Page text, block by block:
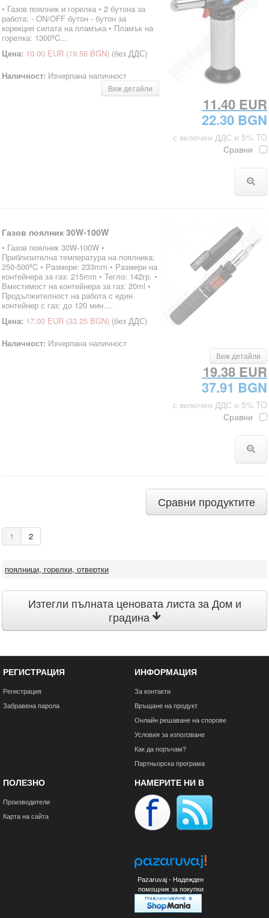
• Газов поялник и горелка • 2 бутона за
работа: - ON/OFF бутон - бутон за
корекция силата на пламъка • Пламък на
горелка: 1300ºC...
Цена: 10.00 EUR (19.56 BGN) (без ДДС)
Наличност: Изчерпана наличност
Виж детайли
11.40 EUR
22.30 BGN
с включен ДДС и 5% TO
Сравни
Газов поялник 30W-100W
• Газов поялник 30W-100W •
Приблизителна температура на поялника:
250-500ºC • Размери: 233mm • Размери на
контейнера за газ: 215mm • Тегло: 142гр. •
Вместимост на контейнера за газ: 20ml •
Продължителност на работа с един
контейнер с газ: до 120 мин....
Цена: 17.00 EUR (33.25 BGN) (без ДДС)
Наличност: Изчерпана наличност
Виж детайли
19.38 EUR
37.91 BGN
с включен ДДС и 5% TO
Сравни
Сравни продуктите
1 2
поялници, горелки, отвертки
Изтегли пълната ценовата листа за Дом и
градина
РЕГИСТРАЦИЯ
Регистрация
Забравена парола
ИНФОРМАЦИЯ
За контакти
Връщане на продукт
Онлайн решаване на спорове
Условия за използване
Как да поръчам?
Партньорска програма
ПОЛЕЗНО
Производители
Карта на сайта
НАМЕРИТЕ НИ В
Pazaruvaj - Надежден
помощник за покупки